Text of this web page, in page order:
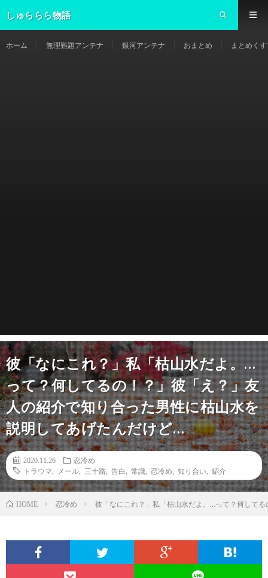
しゅららら物語
ホーム 無理難題アンテナ 銀河アンテナ おまとめ まとめく
彼「なにこれ？」私「枯山水だよ。…
って？何してるの！？」彼「え？」友
人の紹介で知り合った男性に枯山水を
説明してあげたんだけど…
2020.11.26
恋冷め
トラウマ
メール 三十路 告白 常識 恋冷め 知り合い 紹介
HOME 恋冷め 彼「なにこれ？」私「枯山水だよ。…って？何して